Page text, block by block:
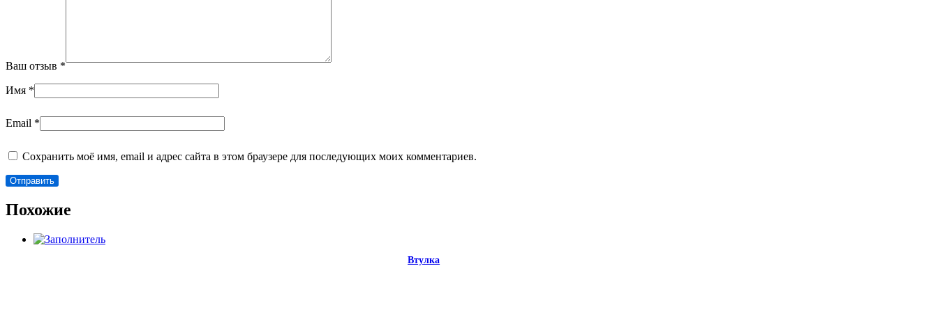
Ваш отзыв *
Имя *
Email *
Сохранить моё имя, email и адрес сайта в этом браузере для последующих моих комментариев.
Похожие
Втулка